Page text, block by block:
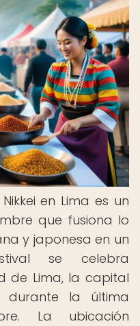
en Lima es un
que fusiona lo
y japonesa en un
se celebra
de Lima, la capital
durante la última
La ubicación